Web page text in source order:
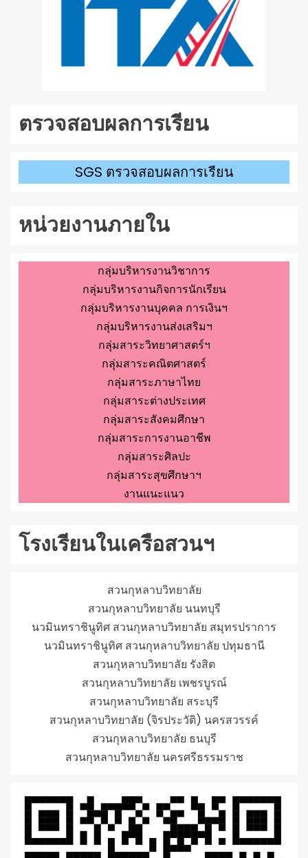
ตรวจสอบผลการเรียน
SGS ตรวจสอบผลการเรียน
หน่วยงานภายใน
กลุ่มบริหารงานวิชาการ
กลุ่มบริหารงานกิจการนักเรียน
กลุ่มบริหารงานบุคคล การเงินฯ
กลุ่มบริหารงานส่งเสริมฯ
กลุ่มสาระวิทยาศาสตร์ฯ
กลุ่มสาระคณิตศาสตร์
กลุ่มสาระภาษาไทย
กลุ่มสาระต่างประเทศ
กลุ่มสาระสังคมศึกษา
กลุ่มสาระการงานอาชีพ
กลุ่มสาระศิลปะ
กลุ่มสาระสุขศึกษาฯ
งานแนะแนว
โรงเรียนในเครือสวนฯ
สวนกุหลาบวิทยาลัย
สวนกุหลาบวิทยาลัย นนทบุรี
นวมินทราชินูทิศ สวนกุหลาบวิทยาลัย สมุทรปราการ
นวมินทราชินูทิศ สวนกุหลาบวิทยาลัย ปทุมธานี
สวนกุหลาบวิทยาลัย รังสิต
สวนกุหลาบวิทยาลัย เพชรบูรณ์
สวนกุหลาบวิทยาลัย สระบุรี
สวนกุหลาบวิทยาลัย (จิรประวัติ) นครสวรรค์
สวนกุหลาบวิทยาลัย ธนบุรี
สวนกุหลาบวิทยาลัย นครศรีธรรมราช